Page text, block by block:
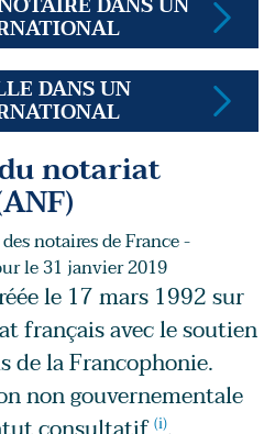
DANS UN
notariat
notaires de France -
le 31 janvier 2019
le 17 mars 1992 sur
français avec le soutien
de la Francophonie.
non gouvernementale
(i)